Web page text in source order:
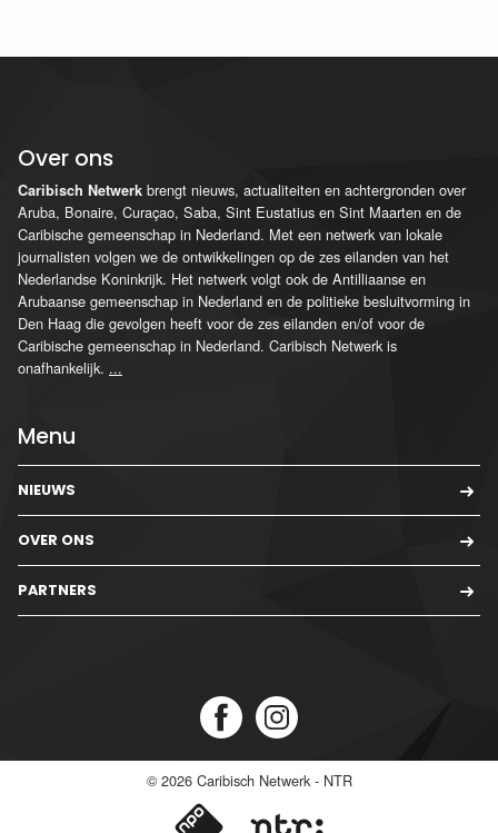
Over ons
Caribisch Netwerk brengt nieuws, actualiteiten en achtergronden over
Aruba, Bonaire, Curaçao, Saba, Sint Eustatius en Sint Maarten en de
Caribische gemeenschap in Nederland. Met een netwerk van lokale
journalisten volgen we de ontwikkelingen op de zes eilanden van het
Nederlandse Koninkrijk. Het netwerk volgt ook de Antilliaanse en
Arubaanse gemeenschap in Nederland en de politieke besluitvorming in
Den Haag die gevolgen heeft voor de zes eilanden en/of voor de
Caribische gemeenschap in Nederland. Caribisch Netwerk is
onafhankelijk. ...
Menu
NIEUWS
OVER ONS
PARTNERS
© 2026 Caribisch Netwerk - NTR